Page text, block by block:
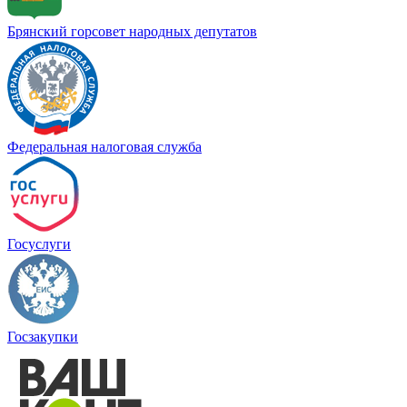
Брянский горсовет народных депутатов
Федеральная налоговая служба
Госуслуги
Госзакупки